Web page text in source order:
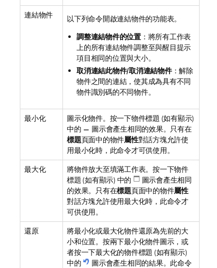
連結物件
以下列命令開啟連結物件的功能表。
調整連結物件的位置：將所有工作表
上的所有連結物件調整至與醒目提示
項目相同的位置與大小。
取消連結此物件/取消連結物件：解除
物件之間的連結，使其成為具有不同
物件識別碼的不同物件。
最小化
圖示化物件。按一下物件標題 (如有顯示)
中的
圖示會產生相同的效果。只有在
標題頁面中的物件屬性對話方塊允許使
用最小化時，此命令才可供使用。
最大化
將物件放大至填滿工作表。按一下物件
標題 (如有顯示) 中的
圖示會產生相同
的效果。只有在標題頁面中的物件屬性
對話方塊允許使用最大化時，此命令才
可供使用。
還原
將最小化或最大化物件還原為先前的大
小和位置。按兩下最小化物件圖示，或
者按一下最大化的物件標題 (如有顯示)
中的
圖示會產生相同的結果。此命令